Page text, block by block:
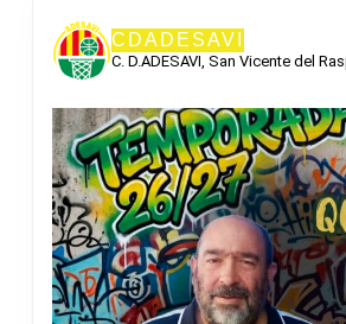
CDADESAVI
C. D.ADESAVI, San Vicente del